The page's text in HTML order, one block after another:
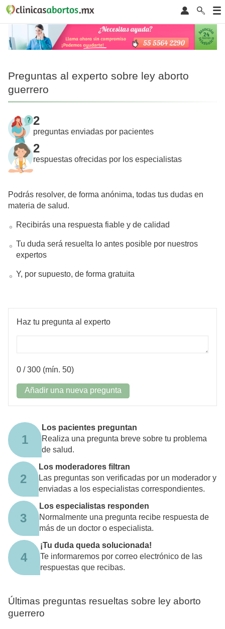
Preguntas al experto sobre ley aborto
guerrero
2
preguntas enviadas por pacientes
2
respuestas ofrecidas por los especialistas
Podrás resolver, de forma anónima, todas tus dudas en
materia de salud.
Recibirás una respuesta fiable y de calidad
Tu duda será resuelta lo antes posible por nuestros
expertos
Y, por supuesto, de forma gratuita
Haz tu pregunta al experto
0 / 300 (mín. 50)
Añadir una nueva pregunta
1
Los pacientes preguntan
Realiza una pregunta breve sobre tu problema
de salud.
2
Los moderadores filtran
Las preguntas son verificadas por un moderador y
enviadas a los especialistas correspondientes.
3
Los especialistas responden
Normalmente una pregunta recibe respuesta de
más de un doctor o especialista.
4
¡Tu duda queda solucionada!
Te informaremos por correo electrónico de las
respuestas que recibas.
Últimas preguntas resueltas sobre ley aborto
guerrero